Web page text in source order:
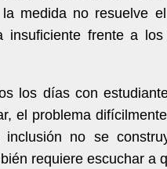
medida no resuelve
insuficiente frente a
los días con
el problema
inclusión no se
requiere escuchar a